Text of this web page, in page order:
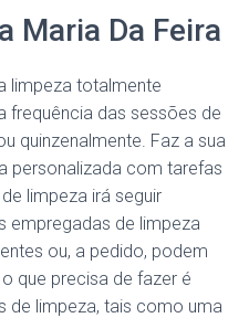
Maria Da Feira
limpeza totalmente
frequência das sessões de
quinzenalmente. Faz a sua
personalizada com tarefas
limpeza irá seguir
empregadas de limpeza
ou, a pedido, podem
que precisa de fazer é
de limpeza, tais como uma